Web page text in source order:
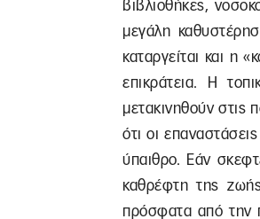
βιβλιοθήκες,
μεγάλη
καταργείται και η
επικράτεια. Η
μετακινηθούν στις
ότι οι
ύπαιθρο. Εάν
καθρέφτη της
πρόσφατα από την